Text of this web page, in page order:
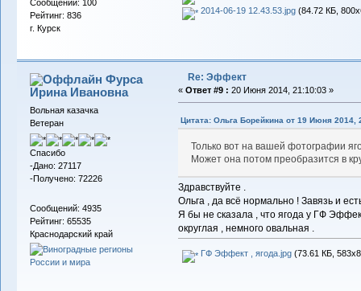
Сообщений: 100
Рейтинг: 836
г. Курск
2014-06-19 12.43.53.jpg(84.72 КБ,
Фурса
Ирина Ивановна
Вольная казачка
Ветеран
Спасибо
-Дано: 27117
-Получено: 72226
Сообщений: 4935
Рейтинг: 65535
Краснодарский край
Re: Эффект
« Ответ #9 : 20 Июня 2014, 21:10:03 »
Цитата: Ольга Борейкина от 19 Июня 2014,
Только вот на вашей фотографии
Может она потом преобразится в
Здравствуйте .
Ольга , да всё нормально ! Завязь и
Я бы не сказала , что ягода у ГФ
округлая , немного овальная .
ГФ Эффект , ягода.jpg(73.61 КБ,